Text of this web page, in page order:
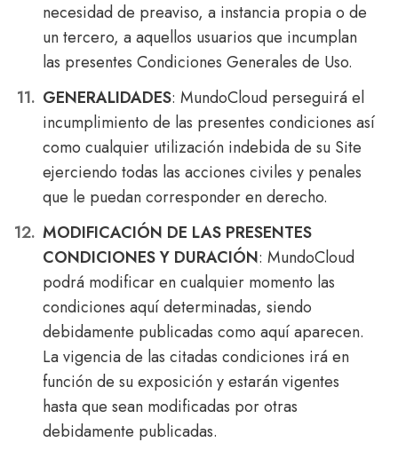
necesidad de preaviso, a instancia propia o de
un tercero, a aquellos usuarios que incumplan
las presentes Condiciones Generales de Uso.
GENERALIDADES: MundoCloud perseguirá el
incumplimiento de las presentes condiciones así
como cualquier utilización indebida de su Site
ejerciendo todas las acciones civiles y penales
que le puedan corresponder en derecho.
MODIFICACIÓN DE LAS PRESENTES
CONDICIONES Y DURACIÓN: MundoCloud
podrá modificar en cualquier momento las
condiciones aquí determinadas, siendo
debidamente publicadas como aquí aparecen.
La vigencia de las citadas condiciones irá en
función de su exposición y estarán vigentes
hasta que sean modificadas por otras
debidamente publicadas.